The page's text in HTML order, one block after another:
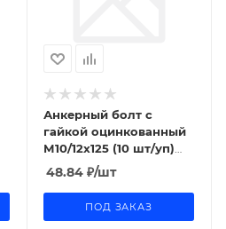
Анкерный болт с
гайкой оцинкованный
М10/12x125 (10 шт/уп)
Промрукав
48.84 ₽/шт
ПОД ЗАКАЗ